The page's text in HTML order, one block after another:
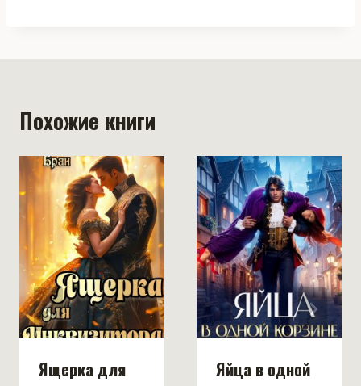
Похожие книги
Ящерка для
Яйца в одной